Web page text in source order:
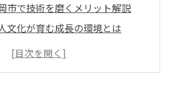
市で技術を磨くメリット解説
文化が育む成長の環境とは
ばれる職人職場の特徴に迫る